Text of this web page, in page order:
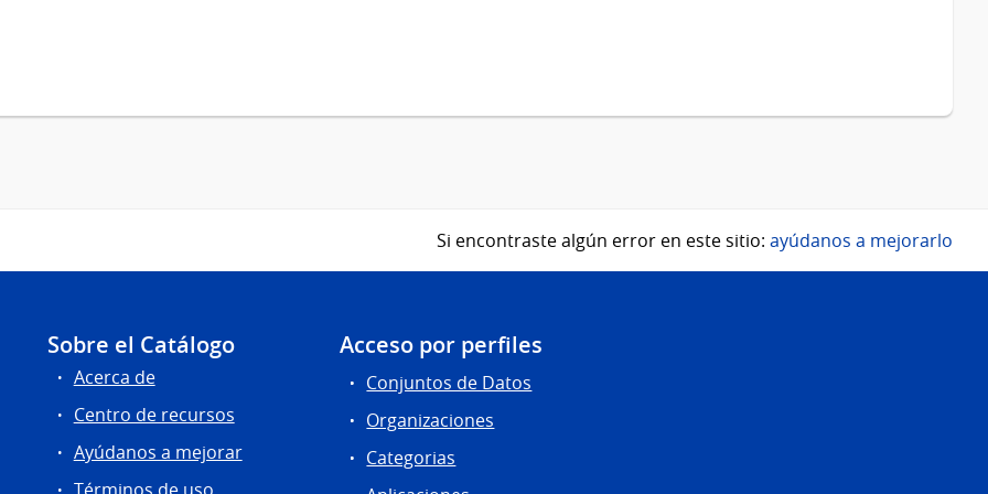
Si encontraste algún error en este sitio: ayúdanos a mejorarlo
Sobre el Catálogo
Acerca de
Centro de recursos
Ayúdanos a mejorar
Acceso por perfiles
Conjuntos de Datos
Organizaciones
Categorias